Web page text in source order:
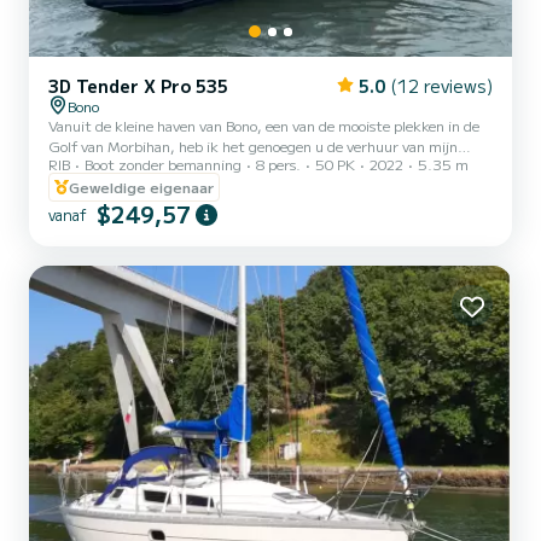
3D Tender X Pro 535 5.0 (12 reviews)
Bono
Vanuit de kleine haven van Bono, een van de mooiste plekken in de
Golf van Morbihan, heb ik het genoegen u de verhuur van mijn
gloednieuwe boot aan te bieden: De 3D Tender XPRO 535 is ideaal
om de Golf van Morbihan en zo toegang krijgen tot hemelse
plaatsen die over land onbereikbaar zijn. Je kunt ook de eilanden
Houat, Hoëdic en Belle-Île ontdekken. Je dag begint met een tocht
bereikt. De Xpro 535 is een veelzijdige semi-r...
RIB Boot zonder bemanning 8 pers. 50 PK 2022
5.35 m
Geweldige eigenaar
vanaf $249,57